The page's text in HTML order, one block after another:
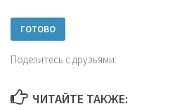
Поделитесь с друзьями:
ЧИТАЙТЕ ТАКЖЕ: